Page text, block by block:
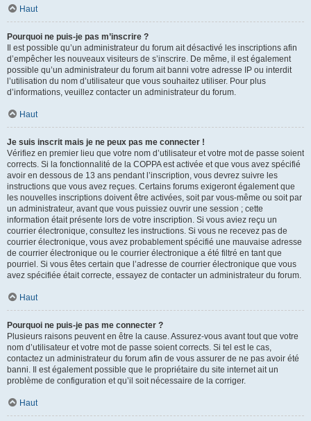
Haut
Pourquoi ne puis-je pas m’inscrire ?
Il est possible qu’un administrateur du forum ait désactivé les inscriptions afin
d’empêcher les nouveaux visiteurs de s’inscrire. De même, il est également
possible qu’un administrateur du forum ait banni votre adresse IP ou interdit
l’utilisation du nom d’utilisateur que vous souhaitez utiliser. Pour plus
d’informations, veuillez contacter un administrateur du forum.
Haut
Je suis inscrit mais je ne peux pas me connecter !
Vérifiez en premier lieu que votre nom d’utilisateur et votre mot de passe soient
corrects. Si la fonctionnalité de la COPPA est activée et que vous avez spécifié
avoir en dessous de 13 ans pendant l’inscription, vous devrez suivre les
instructions que vous avez reçues. Certains forums exigeront également que
les nouvelles inscriptions doivent être activées, soit par vous-même ou soit par
un administrateur, avant que vous puissiez ouvrir une session ; cette
information était présente lors de votre inscription. Si vous aviez reçu un
courrier électronique, consultez les instructions. Si vous ne recevez pas de
courrier électronique, vous avez probablement spécifié une mauvaise adresse
de courrier électronique ou le courrier électronique a été filtré en tant que
pourriel. Si vous êtes certain que l’adresse de courrier électronique que vous
avez spécifiée était correcte, essayez de contacter un administrateur du forum.
Haut
Pourquoi ne puis-je pas me connecter ?
Plusieurs raisons peuvent en être la cause. Assurez-vous avant tout que votre
nom d’utilisateur et votre mot de passe soient corrects. Si tel est le cas,
contactez un administrateur du forum afin de vous assurer de ne pas avoir été
banni. Il est également possible que le propriétaire du site internet ait un
problème de configuration et qu’il soit nécessaire de la corriger.
Haut